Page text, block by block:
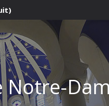
Notre-